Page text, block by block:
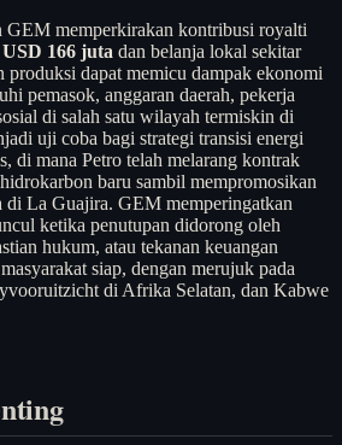
GEM memperkirakan kontribusi royalti
USD 166 juta dan belanja lokal sekitar
produksi dapat memicu dampak ekonomi
pemasok, anggaran daerah, pekerja
di salah satu wilayah termiskin di
uji coba bagi strategi transisi energi
di mana Petro telah melarang kontrak
baru sambil mempromosikan
di La Guajira. GEM memperingatkan
ketika penutupan didorong oleh
hukum, atau tekanan keuangan
siap, dengan merujuk pada
di Afrika Selatan, dan Kabwe